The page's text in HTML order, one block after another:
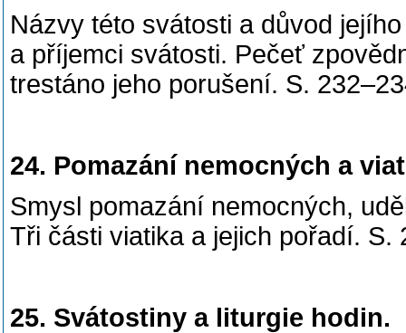
Názvy této svátosti a důvod
a příjemci svátosti. Pečeť
trestáno jeho porušení. S.
24. Pomazání nemocných a
Smysl pomazání nemocných,
Tři části viatika a jejich pořadí. S.
25. Svátostiny a liturgie hodin.